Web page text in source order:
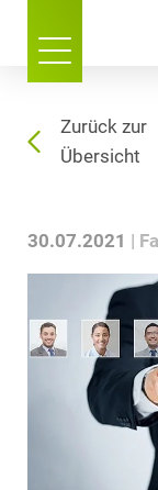
Zurück zur
Übersicht
30.07.2021